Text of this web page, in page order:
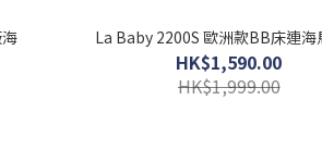
La Baby 2200S 歐洲款BB床連海
HK$1,590.00
HK$1,999.00